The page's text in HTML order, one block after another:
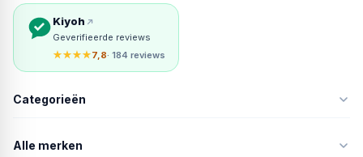
Kiyoh
Geverifieerde reviews
★★★★7,8· 184 reviews
Categorieën
Alle merken